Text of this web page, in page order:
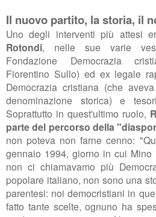
Il nuovo partito, la storia, il
Uno degli interventi più attesi
Rotondi, nelle sue varie
Fondazione Democrazia
Fiorentino Sullo) ed ex legale
Democrazia cristiana (che
denominazione storica) e
Soprattutto in quest'ultimo ruolo,
parte del percorso della
non poteva non farne cenno:
gennaio 1994, giorno in cui Mino
non ci chiamavamo più
popolare italiano, non sono una
parentesi: noi democristiani in
fatto tante scelte, ognuno ha